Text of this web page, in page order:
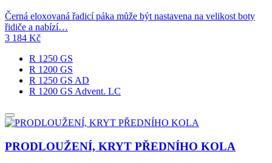
Černá eloxovaná řadicí páka může být nastavena na velikost boty
řidiče a nabízí…
3 184 Kč
R 1250 GS
R 1200 GS
R 1250 GS AD
R 1200 GS Advent. LC
PRODLOUŽENÍ, KRYT PŘEDNÍHO KOLA